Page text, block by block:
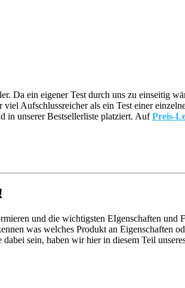
Da ein eigener Test durch uns zu einseitig
viel Aufschlussreicher als ein Test einer
in unserer Bestsellerliste platziert. AufPreis-
und die wichtigsten EIgenschaften und
was welches Produkt an Eigenschaften
dabei sein, haben wir hier in diesem Teil